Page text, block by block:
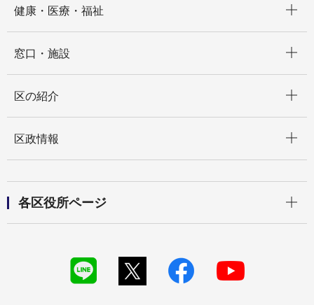
健康・医療・福祉
窓口・施設
区の紹介
区政情報
各区役所ページ